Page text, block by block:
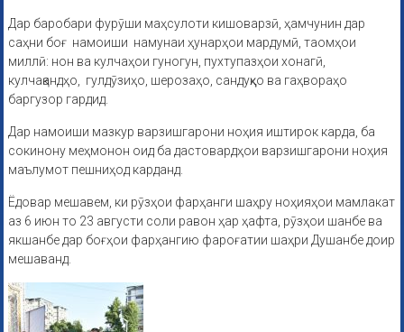
Дар баробари фурӯши маҳсулоти кишоварзӣ, ҳамчунин дар
саҳни боғ намоиши намунаи ҳунарҳои мардумӣ, таомҳои
миллӣ: нон ва кулчаҳои гуногун, пухтупазҳои хонагӣ,
кулчақандҳо, гулдӯзиҳо, шерозаҳо, сандуқҳо ва гаҳвораҳо
баргузор гардид.
Дар намоиши мазкур варзишгарони ноҳия иштирок карда, ба
сокинону меҳмонон оид ба дастовардҳои варзишгарони ноҳия
маълумот пешниҳод карданд.
Ёдовар мешавем, ки рӯзҳои фарҳанги шаҳру ноҳияҳои мамлакат
аз 6 июн то 23 августи соли равон ҳар ҳафта, рӯзҳои шанбе ва
якшанбе дар боғҳои фарҳангию фароғатии шаҳри Душанбе доир
мешаванд.